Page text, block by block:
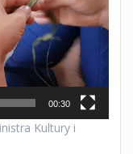
00:30
Kultury i